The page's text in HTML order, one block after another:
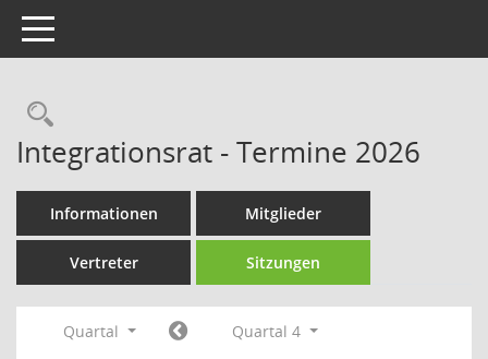
Toggle navigation
Rechercheauswahl
Integrationsrat - Termine 2026
Informationen Mitglieder
Vertreter Sitzungen
Quartal
Quartal 4